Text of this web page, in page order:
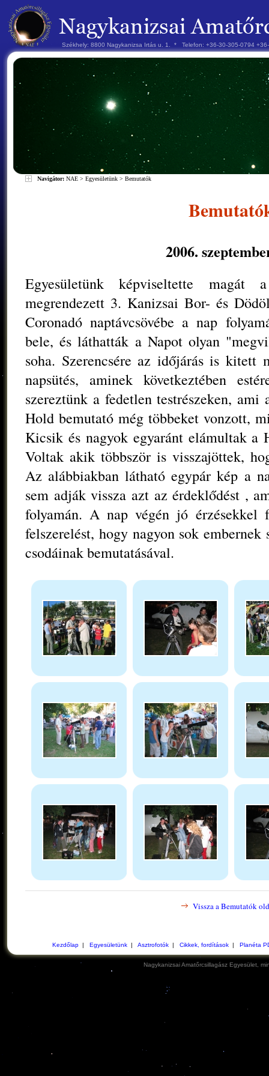
Székhely: 8800 Nagykanizsa Irtás u. 1. * Telefon: +36-30-305-0794
Navigátor: NAE > Egyesületünk > Bemutatók
2006.
Egyesületünk képviseltette magát
megrendezett 3. Kanizsai Bor- és
Coronadó naptávcsövébe a nap
bele, és láthatták a Napot olyan
soha. Szerencsére az időjárás is kitett
napsütés, aminek következtében
szereztünk a fedetlen testrészeken,
Hold bemutató még többeket vonzott,
Kicsik és nagyok egyaránt elámultak a
Voltak akik többször is visszajöttek,
Az alábbiakban látható egypár kép a
sem adják vissza azt az érdeklődést ,
folyamán. A nap végén jó érzésekkel
felszerelést, hogy nagyon sok
csodáinak bemutatásával.
Vissza a Bemutatók
Kezdőlap| Egyesületünk| Asztrofotók| Cikkek, fordítások| Planéta
Nagykanizsai Amatőrcsillagász Egyesület,